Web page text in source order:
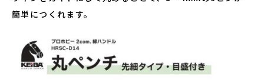
簡単につくれます。